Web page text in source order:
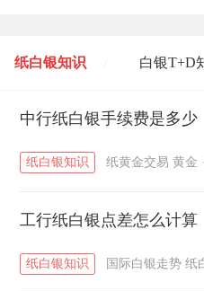
纸白银知识 白银T+D
黄金T+D知识 / 粤贵银
中行纸白银手续费是多少
纸白银知识 纸黄金交易 黄金 ·
工行纸白银点差怎么计算
纸白银知识 国际白银走势 纸